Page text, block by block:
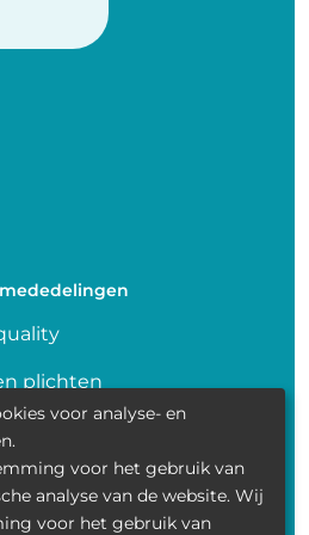
plichten
la vie privée
voor analyse- en
voor het gebruik van
analyse van de website. Wij
voor het gebruik van